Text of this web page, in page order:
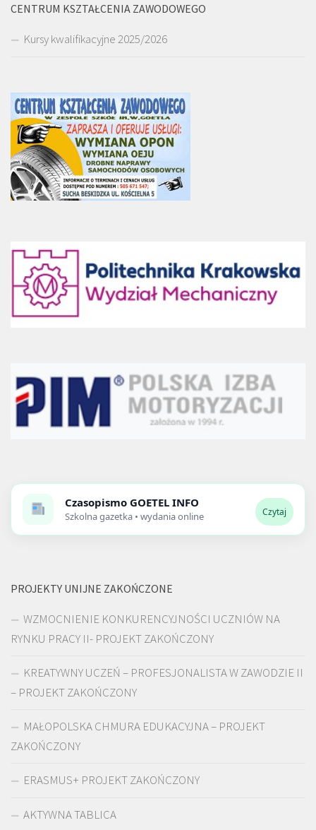
CENTRUM KSZTAŁCENIA ZAWODOWEGO
Kursy kwalifikacyjne 2025/2026
Czasopismo GOETEL INFO
Szkolna gazetka • wydania online Czytaj
PROJEKTY UNIJNE ZAKOŃCZONE
WZMOCNIENIE KONKURENCYJNOŚCI UCZNIÓW NA
RYNKU PRACY II- PROJEKT ZAKOŃCZONY
KREATYWNY UCZEŃ – PROFESJONALISTA W ZAWODZIE II
– PROJEKT ZAKOŃCZONY
MAŁOPOLSKA CHMURA EDUKACYJNA – PROJEKT
ZAKOŃCZONY
ERASMUS+ PROJEKT ZAKOŃCZONY
AKTYWNA TABLICA